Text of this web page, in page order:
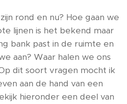
rond en nu? Hoe gaan we
lijnen is het bekend maar
bank past in de ruimte en
aan? Waar halen we ons
dit soort vragen mocht ik
aan de hand van een
hieronder een deel van